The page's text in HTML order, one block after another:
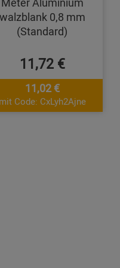
walzblank 0,8 mm
(Standard)
11,72 €
11,02 €
mit Code: CxLyh2Ajne